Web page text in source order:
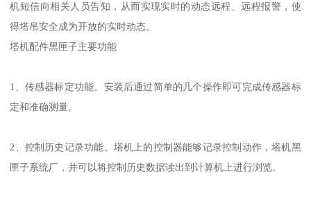
机短信向相关人员告知，从而实现实时的动态远程、远程报警，使
得塔吊安全成为开放的实时动态。
塔机配件黑匣子主要功能
1、传感器标定功能。安装后通过简单的几个操作即可完成传感器标
定和准确测量。
2、控制历史记录功能。塔机上的控制器能够记录控制动作，塔机黑
匣子系统厂，并可以将控制历史数据读出到计算机上进行浏览。